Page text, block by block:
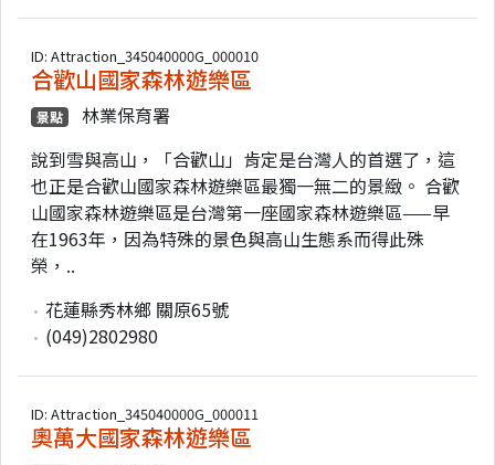
ID: Attraction_345040000G_000010
合歡山國家森林遊樂區
景點
林業保育署
說到雪與高山，「合歡山」肯定是台灣人的首選了，這
也正是合歡山國家森林遊樂區最獨一無二的景緻。 合歡
山國家森林遊樂區是台灣第一座國家森林遊樂區——早
在1963年，因為特殊的景色與高山生態系而得此殊
榮，..
花蓮縣秀林鄉 關原65號
(049)2802980
ID: Attraction_345040000G_000011
奧萬大國家森林遊樂區